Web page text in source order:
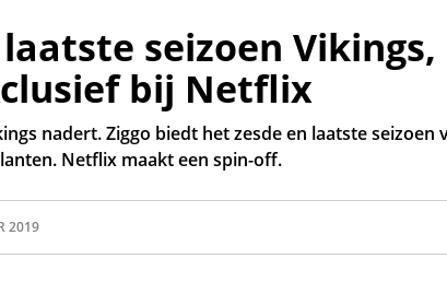
seizoen Vikings,
bij Netflix
nadert. Ziggo biedt het zesde en laatste seizoen
Netflix maakt een spin-off.
2019